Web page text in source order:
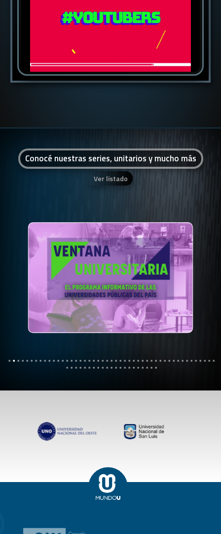
Conocé nuestras series, unitarios y mucho más
Ver listado